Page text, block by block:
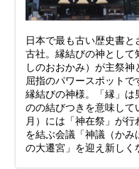
日本で最も古い歴史書
古社。縁結びの神として
しのおおかみ）が主祭
屈指のパワースポット
縁結びの神様。「縁」は
のの結びつきを意味して
月）には「神在祭」が
を結ぶ会議「神議（か
の大遷宮」を迎え新しく